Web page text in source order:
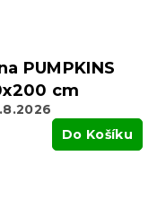
PUMPKINS
cm
Do Košíku